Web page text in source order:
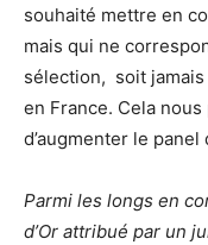
souhaité mettre en
mais qui ne
sélection, soit jamais
en France. Cela nous
d’augmenter le
Parmi les longs en
d’Or attribué par un